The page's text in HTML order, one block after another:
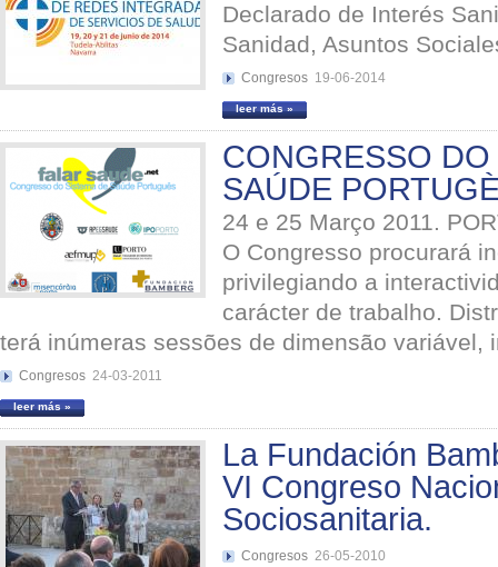
Declarado de Interés
Sanidad, Asuntos
Congresos 19-06-2014
leer más »
CONGRESSO
SAÚDE
24 e 25 Março 2011.
O Congresso procurará
privilegiando a
carácter de trabalho.
terá inúmeras sessões de dimensão variável,
Congresos 24-03-2011
leer más »
La Fundación
VI Congreso
Sociosanitaria.
Congresos 26-05-2010